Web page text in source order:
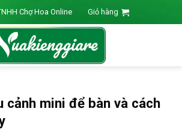
Chợ Hoa Online Giỏ hàng
cảnh mini để bàn và cách